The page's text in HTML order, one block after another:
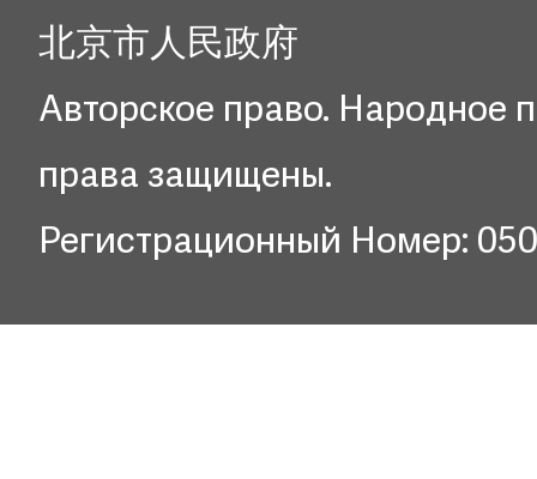
北京市人民政府
Авторское право. Народное
права защищены.
Регистрационный Номер: